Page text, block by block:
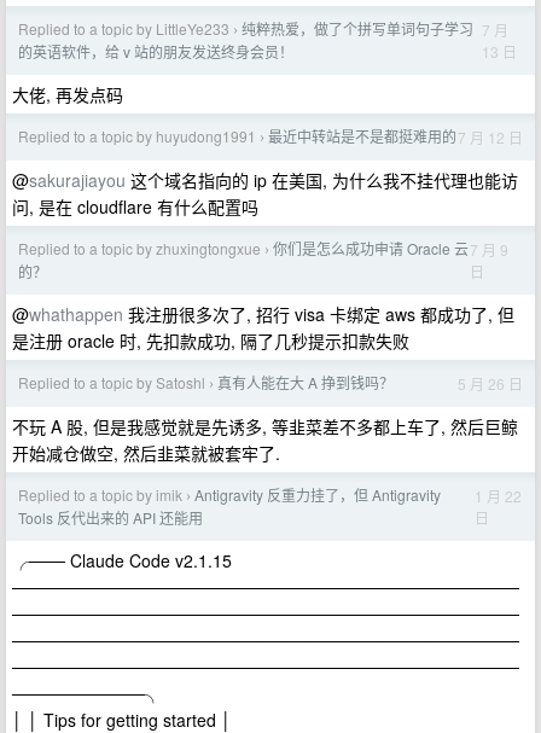
Replied to a topic by LittleYe233 › 纯粹热爱，做了个拼写单词句子学习
的英语软件，给 v 站的朋友发送终身会员！
7 月
13 日
大佬, 再发点码
Replied to a topic by huyudong1991 › 最近中转站是不是都挺难用的7 月 12 日
@sakurajiayou 这个域名指向的 ip 在美国, 为什么我不挂代理也能访
问, 是在 cloudflare 有什么配置吗
Replied to a topic by zhuxingtongxue › 你们是怎么成功申请 Oracle 云
的？
7 月 9
日
@whathappen 我注册很多次了, 招行 visa 卡绑定 aws 都成功了, 但
是注册 oracle 时, 先扣款成功, 隔了几秒提示扣款失败
Replied to a topic by Satoshl › 真有人能在大 A 挣到钱吗？ 5 月 26 日
不玩 A 股, 但是我感觉就是先诱多, 等韭菜差不多都上车了, 然后巨鲸
开始减仓做空, 然后韭菜就被套牢了.
Replied to a topic by imik › Antigravity 反重力挂了，但 Antigravity
Tools 反代出来的 API 还能用
1 月 22
日
╭─── Claude Code v2.1.15
──────────────────────────────────────────
──────────────────────────────────────────
──────────────────────────────────────────
──────────────────────────────────────────
───────────╮
│ │ Tips for getting started │